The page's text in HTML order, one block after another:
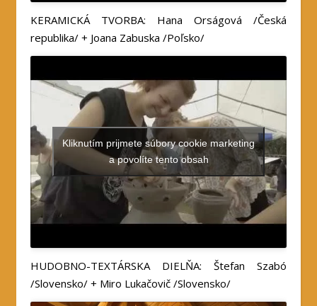
KERAMICKÁ TVORBA: Hana Orságová /Česká
republika/ + Joana Zabuska /Poľsko/
Kliknutím prijmete súbory cookie marketing
a povolíte tento obsah
HUDOBNO-TEXTÁRSKA DIELŇA: Štefan Szabó
/Slovensko/ + Miro Lukačovič /Slovensko/